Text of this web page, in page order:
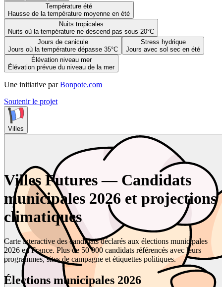
Température été
Hausse de la température moyenne en été
Nuits tropicales
Nuits où la température ne descend pas sous 20°C
Jours de canicule
Jours où la température dépasse 35°C
Stress hydrique
Jours avec sol sec en été
Élévation niveau mer
Élévation prévue du niveau de la mer
Une initiative par Bonpote.com
Soutenir le projet
Villes
Villes Futures — Candidats
municipales 2026 et projections
climatiques
Carte interactive des candidats déclarés aux élections municipales
2026 en France. Plus de 50 000 candidats référencés avec leurs
programmes, sites de campagne et étiquettes politiques.
Élections municipales 2026